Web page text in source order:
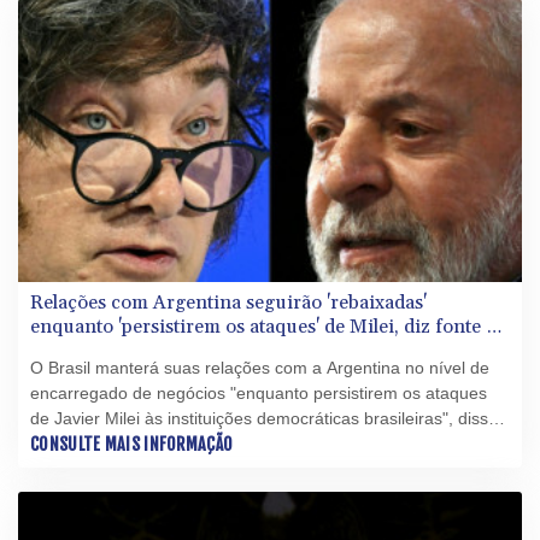
Relações com Argentina seguirão 'rebaixadas'
enquanto 'persistirem os ataques' de Milei, diz fonte do
O Brasil manterá suas relações com a Argentina no nível de
encarregado de negócios "enquanto persistirem os ataques
de Javier Milei às instituições democráticas brasileiras", disse
uma fonte do Itamaraty à AFP nesta quarta-feira (5).
CONSULTE MAIS INFORMAÇÃO